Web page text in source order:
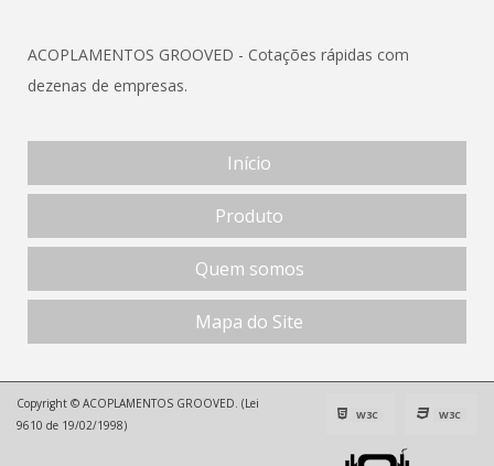
ACOPLAMENTOS GROOVED - Cotações rápidas com
dezenas de empresas.
Início
Produto
Quem somos
Mapa do Site
Copyright © ACOPLAMENTOS GROOVED. (Lei
9610 de 19/02/1998)
W3C W3C